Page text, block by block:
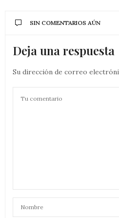
SIN COMENTARIOS AÚN
Deja una respuesta
Su dirección de correo